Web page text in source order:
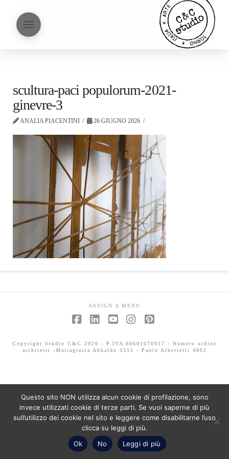
scultura-paci populorum-2021-
ginevre-3
ANALIA PIACENTINI 26 GIUGNO 2026
ASSIGN A MENU
Copyright Studio C&C 2026 - P.IVA 08601070017 - Numero ordine
architetti -Mariagrazia Abbaldo 3351 - Paolo Albertelli 4802
Questo sito NON utilizza alcun cookie di profilazione, sono
invece utilizzati cookie di terze parti. Se vuoi saperne di più
sull’utilizzo dei cookie nel sito e leggere come disabilitarne l’uso
clicca su leggi di più.
Ok
No Leggi di più